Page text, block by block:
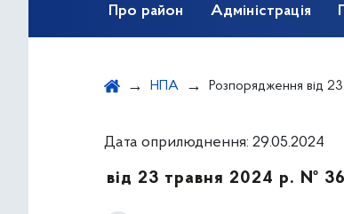
Про район Адміністрація
НПА Розпорядження від 23.05.2024 № 366 "Про утворення комісії для розгляду питань надання
Дата оприлюднення: 29.05.2024
від 23 травня 2024 р. №